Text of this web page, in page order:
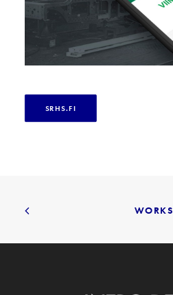
SRHS.FI
WORKS